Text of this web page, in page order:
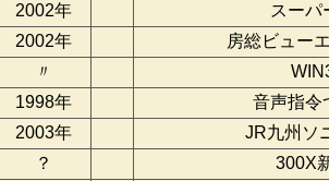
2002年
スーパ
2002年
房総ビュー
〃
1998年
音声指令
2003年
JR九州ソ
？
300X